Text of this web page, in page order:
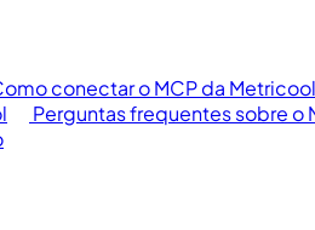
conectar o MCP da
Perguntas frequentes sobre o